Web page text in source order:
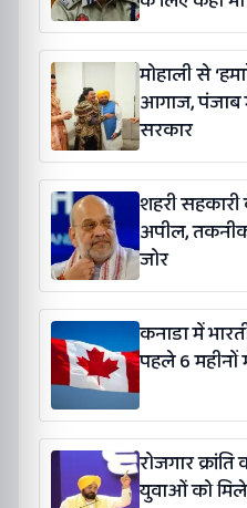
गौरव यादव
मोहाली से
आगाज, पंजाब
सरकार
शहरी
अपील, तकनीक
जोर
कनाडा में
पहले 6 महीनों
रोजगार
युवाओं को मिले